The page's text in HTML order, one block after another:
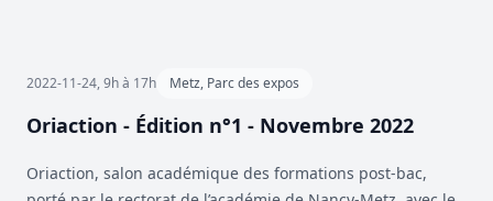
2022-11-24, 9h à 17h Metz, Parc des expos
Oriaction - Édition n°1 - Novembre 2022
Oriaction, salon académique des formations post-bac,